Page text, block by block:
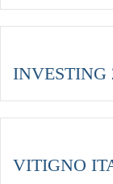
INVESTING
VITIGNO